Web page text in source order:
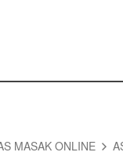
MASAK ONLINE